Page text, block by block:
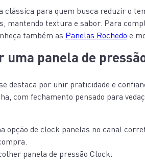
clássica para quem busca reduzir o
mantendo textura e sabor. Para
também as Panelas Rochedo e
uma panela de
destaca por unir praticidade e
com fechamento pensado para
opção de clock panelas no canal
panela de pressão Clock: